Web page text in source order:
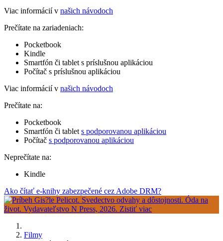
Viac informácií v našich návodoch
Prečítate na zariadeniach:
Pocketbook
Kindle
Smartfón či tablet s príslušnou aplikáciou
Počítač s príslušnou aplikáciou
Viac informácií v našich návodoch
Prečítate na:
Pocketbook
Smartfón či tablet s podporovanou aplikáciou
Počítač s podporovanou aplikáciou
Neprečítate na:
Kindle
Ako čítať e-knihy zabezpečené cez Adobe DRM?
Filmy